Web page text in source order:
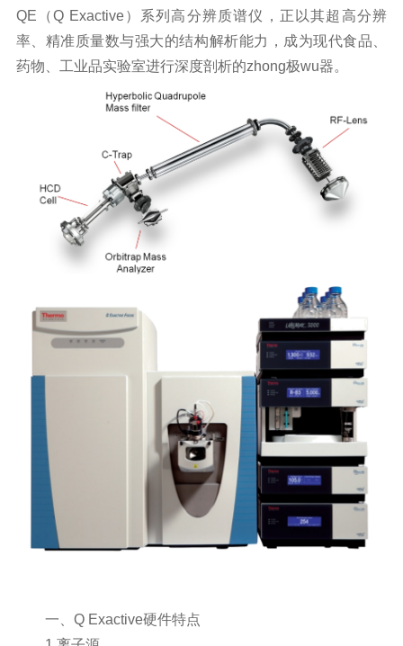
QE（Q Exactive）系列高分辨质谱仪，正以其超高分辨
率、精准质量数与强大的结构解析能力，成为现代食品、
药物、工业品实验室进行深度剖析的zhong极wu器。
一、Q Exactive硬件特点